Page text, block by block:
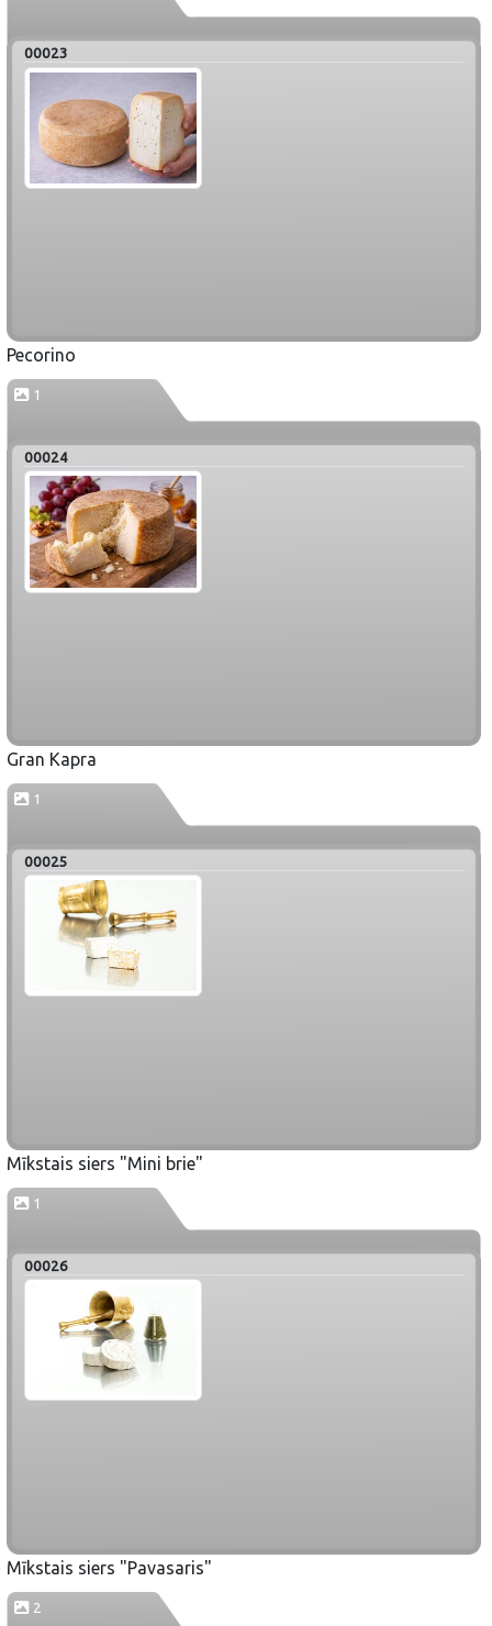
00023
Pecorino
1
00024
Gran Kapra
1
00025
Mīkstais siers "Mini brie"
1
00026
Mīkstais siers "Pavasaris"
2